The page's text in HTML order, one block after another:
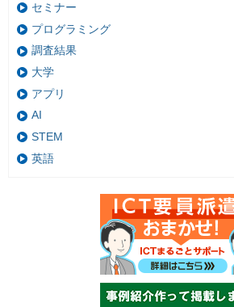
セミナー
プログラミング
調査結果
大学
アプリ
AI
STEM
英語